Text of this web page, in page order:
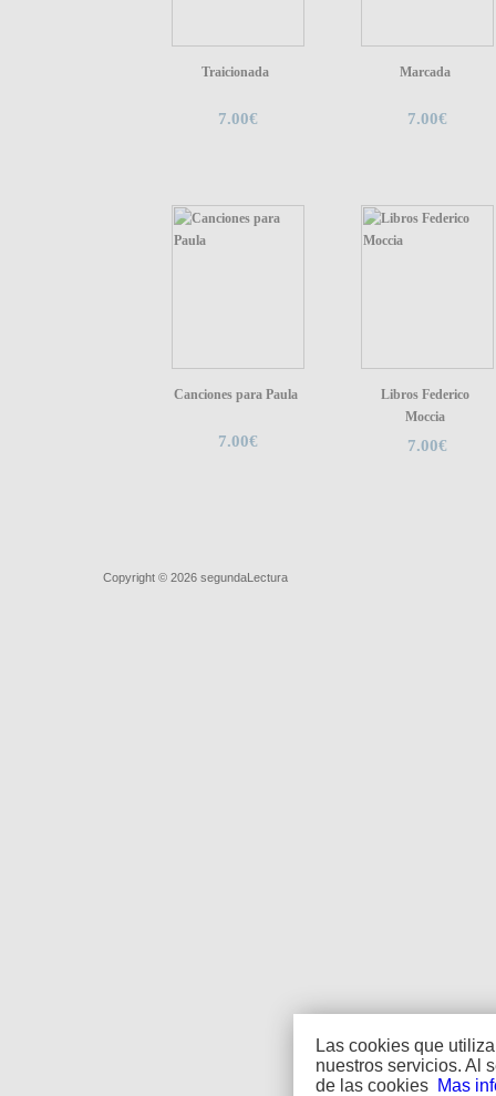
Traicionada
7.00€
Marcada
7.00€
Canciones para Paula
7.00€
Libros Federico
Moccia
7.00€
Copyright © 2026 segundaLectura
Las cookies que
nuestros servicios. Al
de las cookies
Mas